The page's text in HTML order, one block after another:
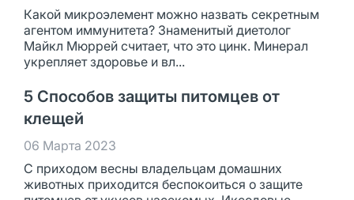
Какой микроэлемент можно назвать секретным
агентом иммунитета? Знаменитый диетолог
Майкл Мюррей считает, что это цинк. Минерал
укрепляет здоровье и вл...
5 Способов защиты питомцев от
клещей
06 Марта 2023
С приходом весны владельцам домашних
животных приходится беспокоиться о защите